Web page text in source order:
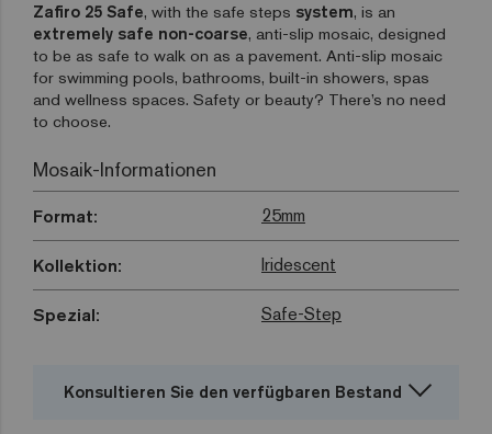
Zafiro 25 Safe, with the safe steps system, is an
extremely safe non-coarse, anti-slip mosaic, designed
to be as safe to walk on as a pavement. Anti-slip mosaic
for swimming pools, bathrooms, built-in showers, spas
and wellness spaces. Safety or beauty? There’s no need
to choose.
Mosaik-Informationen
Format: 25mm
Kollektion: Iridescent
Spezial: Safe-Step
Konsultieren Sie den verfügbaren Bestand